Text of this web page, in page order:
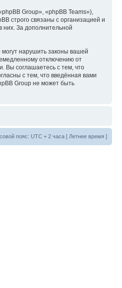
Group», «phpBB Teams»),
строго связаны с организацией и
них. За дополнительной
нарушить законы вашей
отключению от
Вы соглашаетесь с тем, что
с тем, что введённая вами
Group не может быть
пояс: UTC + 2 часа [ Летнее время ]